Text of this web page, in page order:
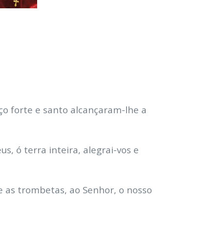
forte e santo alcançaram-lhe a
ó terra inteira, alegrai-vos e
trombetas, ao Senhor, o nosso